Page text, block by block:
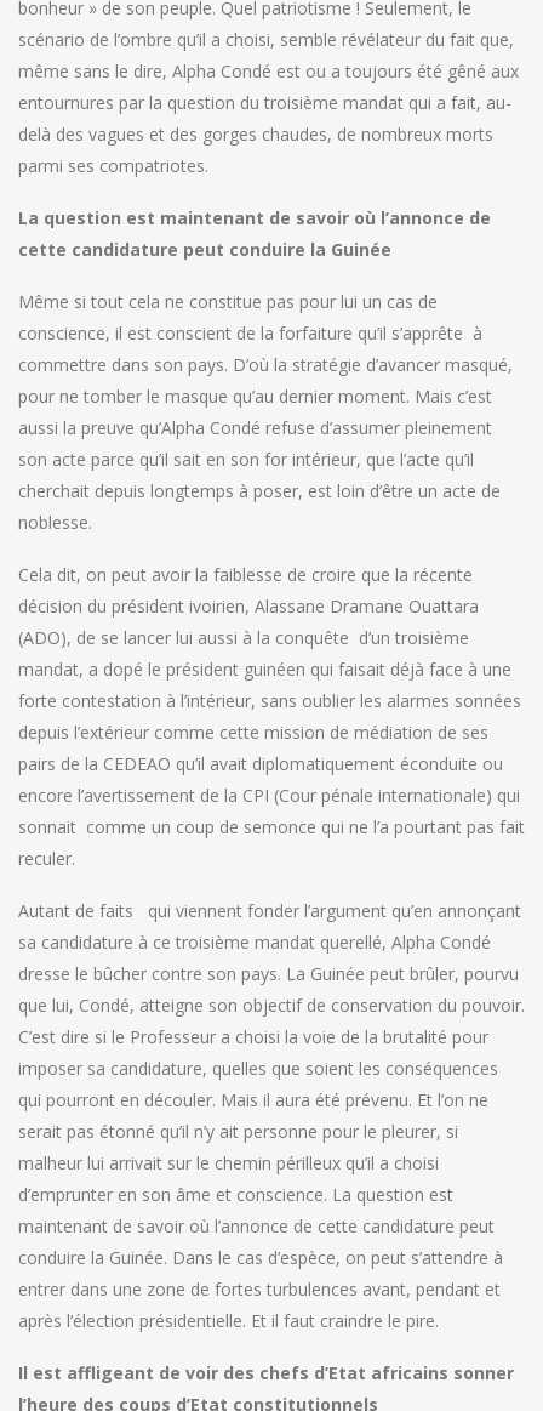
bonheur » de son peuple. Quel patriotisme ! Seulement, le
scénario de l’ombre qu’il a choisi, semble révélateur du fait que,
même sans le dire, Alpha Condé est ou a toujours été gêné aux
entournures par la question du troisième mandat qui a fait, au-
delà des vagues et des gorges chaudes, de nombreux morts
parmi ses compatriotes.
La question est maintenant de savoir où l’annonce de
cette candidature peut conduire la Guinée
Même si tout cela ne constitue pas pour lui un cas de
conscience, il est conscient de la forfaiture qu’il s’apprête à
commettre dans son pays. D’où la stratégie d’avancer masqué,
pour ne tomber le masque qu’au dernier moment. Mais c’est
aussi la preuve qu’Alpha Condé refuse d’assumer pleinement
son acte parce qu’il sait en son for intérieur, que l’acte qu’il
cherchait depuis longtemps à poser, est loin d’être un acte de
noblesse.
Cela dit, on peut avoir la faiblesse de croire que la récente
décision du président ivoirien, Alassane Dramane Ouattara
(ADO), de se lancer lui aussi à la conquête d’un troisième
mandat, a dopé le président guinéen qui faisait déjà face à une
forte contestation à l’intérieur, sans oublier les alarmes sonnées
depuis l’extérieur comme cette mission de médiation de ses
pairs de la CEDEAO qu’il avait diplomatiquement éconduite ou
encore l’avertissement de la CPI (Cour pénale internationale) qui
sonnait comme un coup de semonce qui ne l’a pourtant pas fait
reculer.
Autant de faits qui viennent fonder l’argument qu’en annonçant
sa candidature à ce troisième mandat querellé, Alpha Condé
dresse le bûcher contre son pays. La Guinée peut brûler, pourvu
que lui, Condé, atteigne son objectif de conservation du pouvoir.
C’est dire si le Professeur a choisi la voie de la brutalité pour
imposer sa candidature, quelles que soient les conséquences
qui pourront en découler. Mais il aura été prévenu. Et l’on ne
serait pas étonné qu’il n’y ait personne pour le pleurer, si
malheur lui arrivait sur le chemin périlleux qu’il a choisi
d’emprunter en son âme et conscience. La question est
maintenant de savoir où l’annonce de cette candidature peut
conduire la Guinée. Dans le cas d’espèce, on peut s’attendre à
entrer dans une zone de fortes turbulences avant, pendant et
après l’élection présidentielle. Et il faut craindre le pire.
Il est affligeant de voir des chefs d’Etat africains sonner
l’heure des coups d’Etat constitutionnels